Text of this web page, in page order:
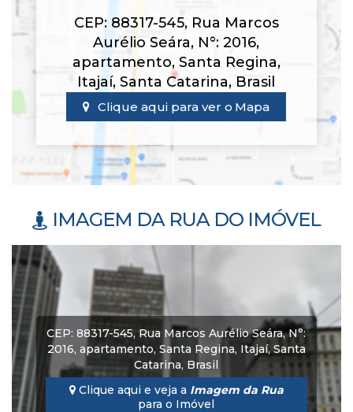
CEP: 88317-545, Rua Marcos
Aurélio Seára, N°: 2016,
apartamento, Santa Regina,
Itajaí,Santa Catarina, Brasil
Clique aqui para ver o Mapa
IMAGEM DA RUA DO IMÓVEL
CEP: 88317-545, Rua Marcos Aurélio Seára,N°:
2016, apartamento, Santa Regina, Itajaí,Santa
Catarina, Brasil
Clique aqui e veja a Imagem da Rua
para o Imóvel